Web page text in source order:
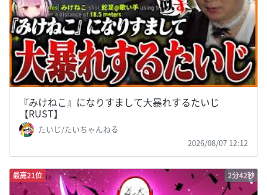
『みけねこ』になりすまして大暴れするたいじ
【RUST】
たいじ/たいちゃんねる
2026/08/07 12:12
最高21位 2分42秒